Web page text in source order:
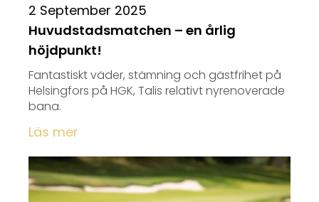
2 September 2025
Huvudstadsmatchen – en årlig
höjdpunkt!
Fantastiskt väder, stämning och gästfrihet på
Helsingfors på HGK, Talis relativt nyrenoverade
bana.
Läs mer